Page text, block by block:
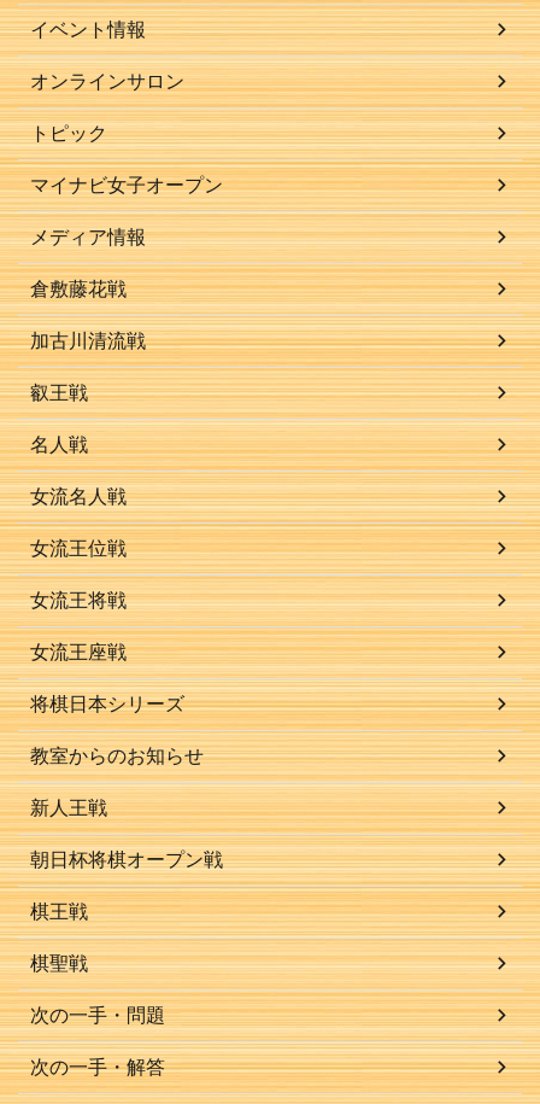
イベント情報
オンラインサロン
トピック
マイナビ女子オープン
メディア情報
倉敷藤花戦
加古川清流戦
叡王戦
名人戦
女流名人戦
女流王位戦
女流王将戦
女流王座戦
将棋日本シリーズ
教室からのお知らせ
新人王戦
朝日杯将棋オープン戦
棋王戦
棋聖戦
次の一手・問題
次の一手・解答